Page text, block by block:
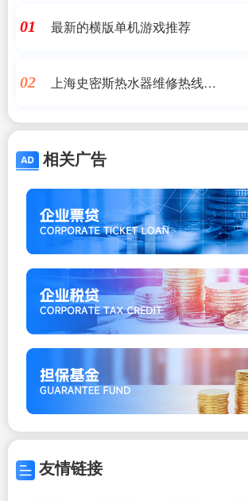
01 最新的横版单机游戏推荐
02
上海史密斯热水器维修热线
热线电话)
相关广告
友情链接